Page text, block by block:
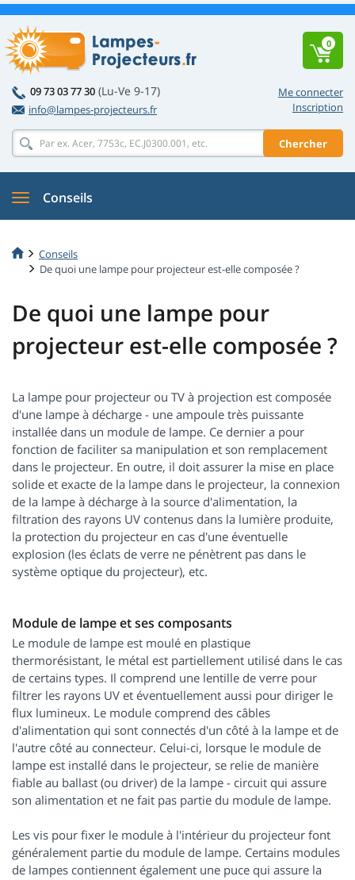
Me connecter
Inscription
09 73 03 77 30 (Lu-Ve 9-17)
info@lampes-projecteurs.fr
Chercher
0
Conseils
Conseils
De quoi une lampe pour projecteur est-elle composée ?
De quoi une lampe pour
projecteur est-elle composée ?
La lampe pour projecteur ou TV à projection est composée
d'une lampe à décharge - une ampoule très puissante
installée dans un module de lampe. Ce dernier a pour
fonction de faciliter sa manipulation et son remplacement
dans le projecteur. En outre, il doit assurer la mise en place
solide et exacte de la lampe dans le projecteur, la connexion
de la lampe à décharge à la source d'alimentation, la
filtration des rayons UV contenus dans la lumière produite,
la protection du projecteur en cas d'une éventuelle
explosion (les éclats de verre ne pénètrent pas dans le
système optique du projecteur), etc.
Module de lampe et ses composants
Le module de lampe est moulé en plastique
thermorésistant, le métal est partiellement utilisé dans le cas
de certains types. Il comprend une lentille de verre pour
filtrer les rayons UV et éventuellement aussi pour diriger le
flux lumineux. Le module comprend des câbles
d'alimentation qui sont connectés d'un côté à la lampe et de
l'autre côté au connecteur. Celui-ci, lorsque le module de
lampe est installé dans le projecteur, se relie de manière
fiable au ballast (ou driver) de la lampe - circuit qui assure
son alimentation et ne fait pas partie du module de lampe.
Les vis pour fixer le module à l'intérieur du projecteur font
généralement partie du module de lampe. Certains modules
de lampes contiennent également une puce qui assure la